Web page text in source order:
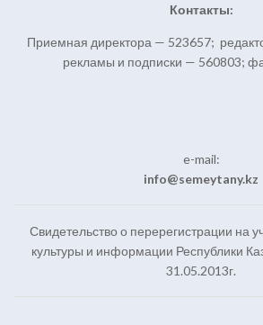
Контакты:
Приемная директора — 523657;
рекламы и подписки — 560803;
e-mail:
info@semeytany.kz
Свидетельство о перерегистрации на
культуры и информации Республики
31.05.2013г.